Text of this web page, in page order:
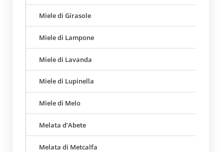
Miele di Girasole
Miele di Lampone
Miele di Lavanda
Miele di Lupinella
Miele di Melo
Melata d’Abete
Melata di Metcalfa